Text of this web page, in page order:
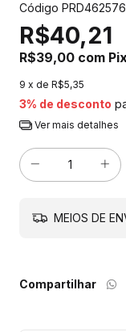
Código
R$40,21
R$39,00 com
9 x de R$5,35
3% de desconto
Ver mais detalhes
MEIOS DE
Compartilhar